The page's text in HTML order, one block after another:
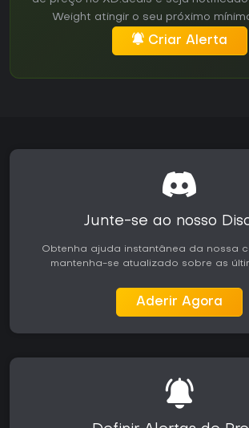
Weight atingir o seu próximo
Criar Alerta
Junte-se ao nosso
Obtenha ajuda instantânea da nossa
mantenha-se atualizado sobre as
Aderir Agora